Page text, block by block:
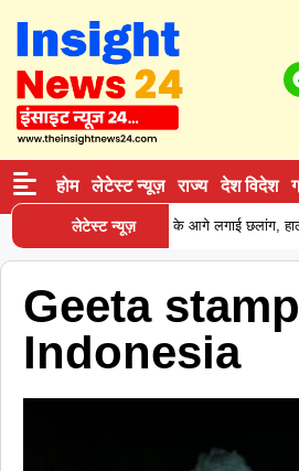
होम लेटेस्ट न्यूज़ राज्य देश विदेश
लेटेस्ट न्यूज़
से विवाद के बाद युवक ने ट्रक के आगे लगाई छलांग,
Geeta stamp
Indonesia